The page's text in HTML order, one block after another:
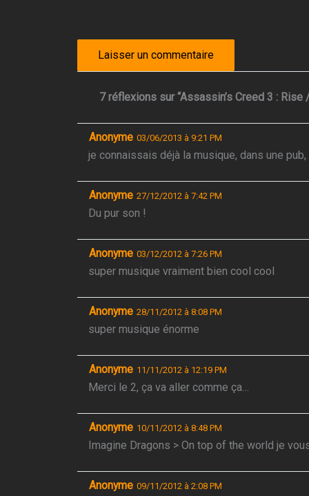
7 réflexions sur “Assassin’s Creed 3 : Rise
Anonyme 03/06/2013 à 9:21 PM
je connaissais déjà la musique, dans une
Anonyme 27/12/2012 à 7:42 PM
Du pur son !
Anonyme 03/12/2012 à 7:26 PM
super musique vraiment bien cool cool
Anonyme 28/11/2012 à 8:08 PM
super musique énorme
Anonyme 11/11/2012 à 12:19 PM
Merci le 2, ça va aller comme ça…
Anonyme 10/11/2012 à 8:48 PM
Imagine Dragons > On top of the world je
Anonyme 09/11/2012 à 2:08 PM